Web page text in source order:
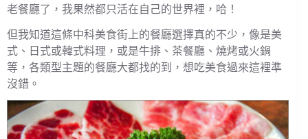
老餐廳了，我果然都只活在自己的世界裡，哈！
但我知道這條中科美食街上的餐廳選擇真的不少，像是美
式、日式或韓式料理，或是牛排、茶餐廳、燒烤或火鍋
等，各類型主題的餐廳大都找的到，想吃美食過來這裡準
沒錯。